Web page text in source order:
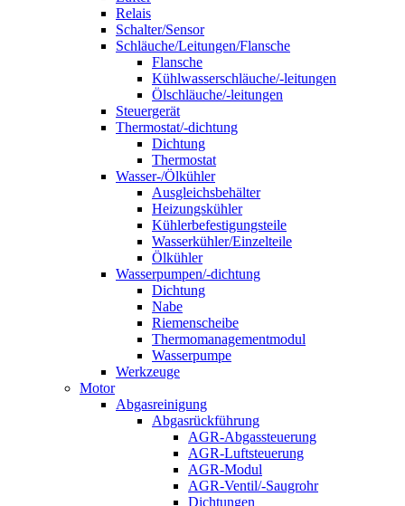
Relais
Schalter/Sensor
Schläuche/Leitungen/Flansche
Flansche
Kühlwasserschläuche/-leitungen
Ölschläuche/-leitungen
Steuergerät
Thermostat/-dichtung
Dichtung
Thermostat
Wasser-/Ölkühler
Ausgleichsbehälter
Heizungskühler
Kühlerbefestigungsteile
Wasserkühler/Einzelteile
Ölkühler
Wasserpumpen/-dichtung
Dichtung
Nabe
Riemenscheibe
Thermomanagementmodul
Wasserpumpe
Werkzeuge
Motor
Abgasreinigung
Abgasrückführung
AGR-Abgassteuerung
AGR-Luftsteuerung
AGR-Modul
AGR-Ventil/-Saugrohr
Dichtungen